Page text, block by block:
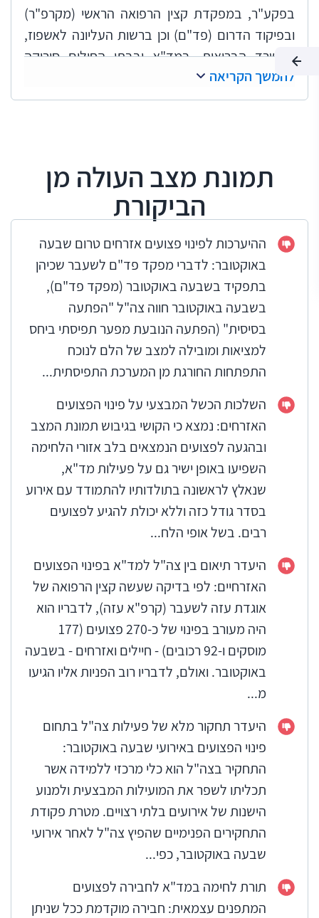
בפקע"ר, במפקדת קצין הרפואה הראשי (מקרפ"ר)
ובפיקוד הדרום (פד"ם) וכן ברשות העליונה לאשפוז,
במשרד הבריאות, במד"א ובבתי החולים סורוקה
וברזילי. בדיקות השלמה נעשו בבית החולים אסותא
באשדוד ובבתי חולים נוספים ברחבי הארץ, בשירותי
יצוין כי בחודש יוני 2025 התנהל מבצע "עם כלביא"
מול איראן ובפברואר 2026 החל מבצע "שאגת הארי".
חשיבותה של ביקורת זו שנבחנה בראי של אירועי
שבעה באוקטובר, משמעות הליקויים וחשיבות
ההמלצות המפורטות בה מתחזקות נוכח פוטנציאל
הנזק הנלווה לאירוע רב-נפגעים בשעת מלחמה או
לאירוע חירום רב-נפגעים אחר, בפרט בכל הנוגע
לפינוי הפצועים.
​בנספח א' מפורטת רשימת בעלי תפקידים בצה"ל
ובמערכת הבריאות שכיהנו בגופים האחראים על פינוי
להמשך הקריאה
תמונת מצב העולה מן
הביקורת
ההיערכות לפינוי פצועים אזרחים טרום שבעה
באוקטובר: לדברי מפקד פד"ם לשעבר שכיהן
בתפקיד בשבעה באוקטובר (מפקד פד"ם),
בשבעה באוקטובר חווה צה"ל "הפתעה
בסיסית" (הפתעה הנובעת מפער תפיסתי ביחס
למציאות ומובילה למצב של הלם לנוכח
התפתחות החורגת מן המערכת התפיסתית...
השלכות הכשל המבצעי על פינוי הפצועים
האזרחים: נמצא כי הקושי בגיבוש תמונת המצב
ובהגעה לפצועים הנמצאים בלב אזורי הלחימה
השפיעו באופן ישיר גם על פעילות מד"א,
שנאלץ לראשונה בתולדותיו להתמודד עם אירוע
בסדר גודל כזה וללא יכולת להגיע לפצועים
רבים. בשל אופי הלח...
היעדר תיאום בין צה"ל למד"א בפינוי הפצועים
האזרחיים: לפי בדיקה שעשה קצין הרפואה של
אוגדת עזה לשעבר (קרפ"א עזה), לדבריו הוא
היה מעורב בפינוי של כ-270 פצועים (177
מוסקים ו-92 רכובים) - חיילים ואזרחים - בשבעה
באוקטובר. ואולם, לדבריו רוב הפניות אליו הגיעו
מ...
היעדר תחקור מלא של פעילות צה"ל בתחום
פינוי הפצועים באירועי שבעה באוקטובר:
התחקיר בצה"ל הוא כלי מרכזי ללמידה אשר
תכליתו לשפר את המועילות המבצעית ולמנוע
הישנות של אירועים בלתי רצויים. מטרת פקודת
התחקירים הפנימיים שהפיץ צה"ל לאחר אירועי
שבעה באוקטובר, כפי...
תורת לחימה במד"א לחבירה לפצועים
המתפנים עצמאית: חבירה מוקדמת ככל שניתן